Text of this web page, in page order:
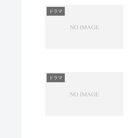
ドラマ
ドラマ